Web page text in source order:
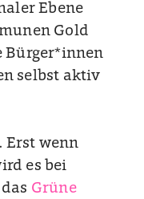
Ebene
Gold
Bürger*innen
selbst aktiv
Erst wenn
es bei
Grüne